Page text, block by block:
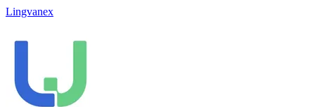
Lingvanex